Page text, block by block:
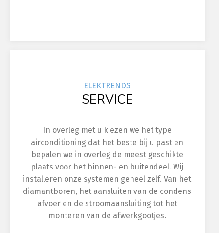
ELEKTRENDS
SERVICE
In overleg met u kiezen we het type
airconditioning dat het beste bij u past en
bepalen we in overleg de meest geschikte
plaats voor het binnen- en buitendeel. Wij
installeren onze systemen geheel zelf. Van het
diamantboren, het aansluiten van de condens
afvoer en de stroomaansluiting tot het
monteren van de afwerkgootjes.